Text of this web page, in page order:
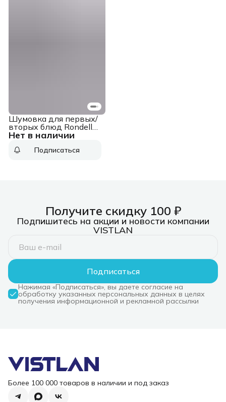
Нет в наличии
Шумовка для первых/
вторых блюд Rondell
Stolz RD-1778 серый
подложкаПодписаться
Получите скидку 100 ₽
Подпишитесь на акции и новости компании
VISTLAN
Подписаться
Нажимая «Подписаться», вы даете согласие на
обработку указанных персональных данных в целях
получения информационной и рекламной рассылки
Более 100 000 товаров в наличии и под заказ